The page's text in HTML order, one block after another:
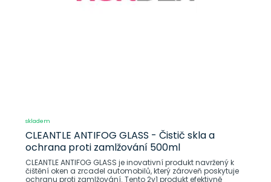
skladem
CLEANTLE ANTIFOG GLASS - Čistič skla a
ochrana proti zamlžování 500ml
CLEANTLE ANTIFOG GLASS je inovativní produkt navržený k
čištění oken a zrcadel automobilů, který zároveň poskytuje
ochranu proti zamlžování. Tento 2v1 produkt efektivně